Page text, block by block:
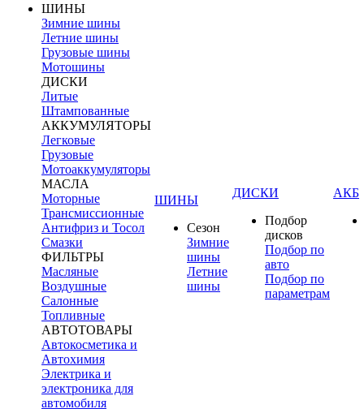
ШИНЫ
Зимние шины
Летние шины
Грузовые шины
Мотошины
ДИСКИ
Литые
Штампованные
АККУМУЛЯТОРЫ
Легковые
Грузовые
Мотоаккумуляторы
МАСЛА
Моторные
Трансмиссионные
Антифриз и Тосол
Смазки
ФИЛЬТРЫ
Масляные
Воздушные
Салонные
Топливные
АВТОТОВАРЫ
Автокосметика и
Автохимия
Электрика и
электроника для
автомобиля
ШИНЫ
Сезон
Зимние
шины
Летние
шины
ДИСКИ
Подбор
дисков
Подбор по
авто
Подбор по
параметрам
АКБ